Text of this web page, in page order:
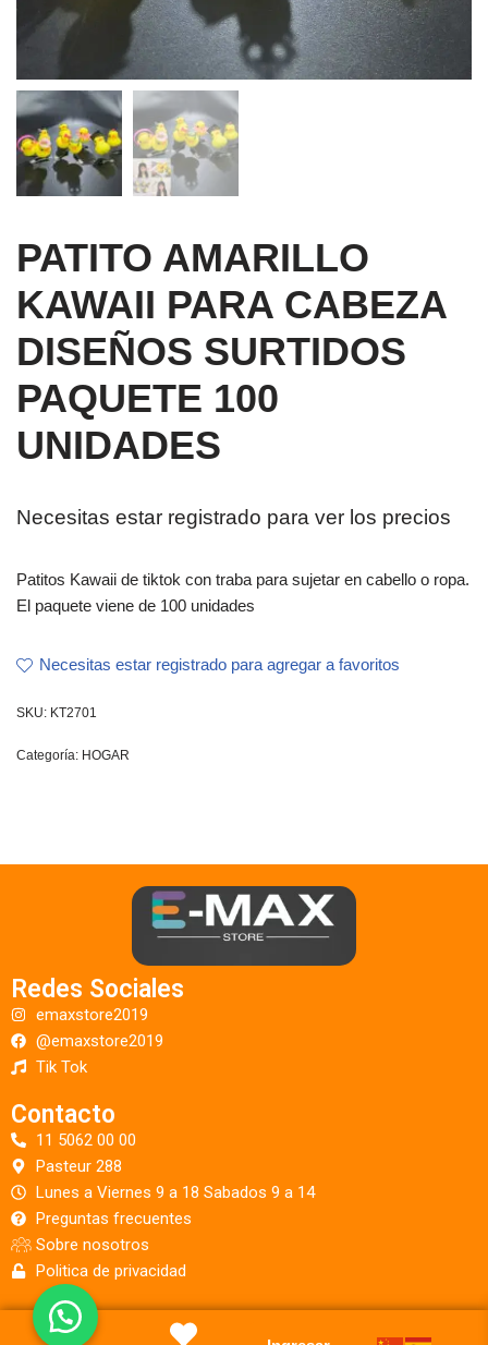
PATITO AMARILLO
KAWAII PARA CABEZA
DISEÑOS SURTIDOS
PAQUETE 100
UNIDADES
Necesitas estar registrado para ver los precios
Patitos Kawaii de tiktok con traba para sujetar en cabello o ropa.
El paquete viene de 100 unidades
Necesitas estar registrado para agregar a favoritos
SKU: KT2701
Categoría: HOGAR
Redes Sociales
emaxstore2019
@emaxstore2019
Tik Tok
Contacto
11 5062 00 00
Pasteur 288
Lunes a Viernes 9 a 18 Sabados 9 a 14
Preguntas frecuentes
Sobre nosotros
Politica de privacidad